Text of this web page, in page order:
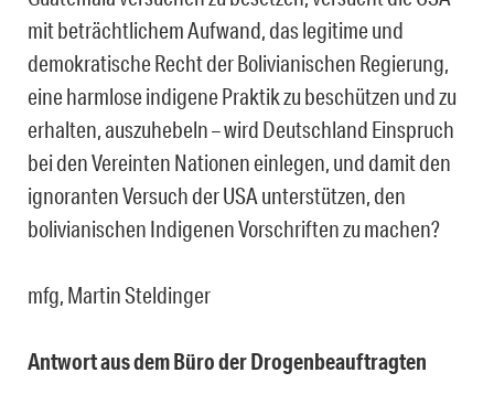
mit beträchtlichem Aufwand, das legitime und
demokratische Recht der Bolivianischen Regierung,
eine harmlose indigene Praktik zu beschützen und zu
erhalten, auszuhebeln – wird Deutschland Einspruch
bei den Vereinten Nationen einlegen, und damit den
ignoranten Versuch der USA unterstützen, den
bolivianischen Indigenen Vorschriften zu machen?
mfg, Martin Steldinger
Antwort aus dem Büro der Drogenbeauftragten